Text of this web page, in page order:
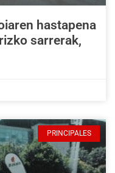
hastapena
sarrerak,
PRINCIPALES